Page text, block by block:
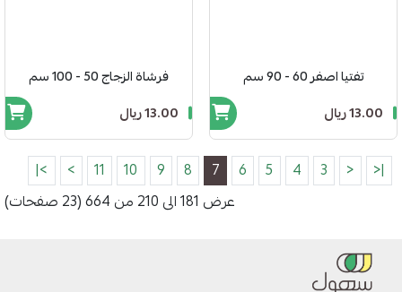
تفتيا اصفر 60 - 90 سم
13.00 ريال
فرشاة الزجاج 50 - 100 سم
13.00 ريال
|<
<
3
4
5
6
7
8
9
10
11
>
>|
عرض 181 الى 210 من 664 (23 صفحات)